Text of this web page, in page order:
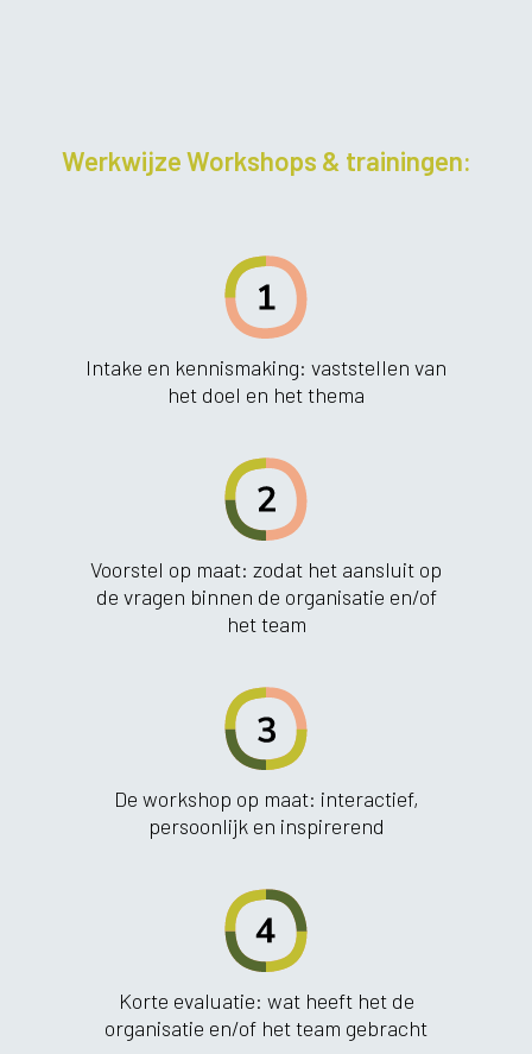
Werkwijze Workshops & trainingen:
Intake en kennismaking: vaststellen van
het doel en het thema
Voorstel op maat: zodat het aansluit op
de vragen binnen de organisatie en/of
het team
De workshop op maat: interactief,
persoonlijk en inspirerend
Korte evaluatie: wat heeft het de
organisatie en/of het team gebracht